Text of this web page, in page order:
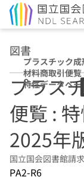
図書
プラスチック成
材料商取引便覧
特性データベー
2025年版
プラス
便覧 :
2025年
国立国会図書館請
PA2-R6